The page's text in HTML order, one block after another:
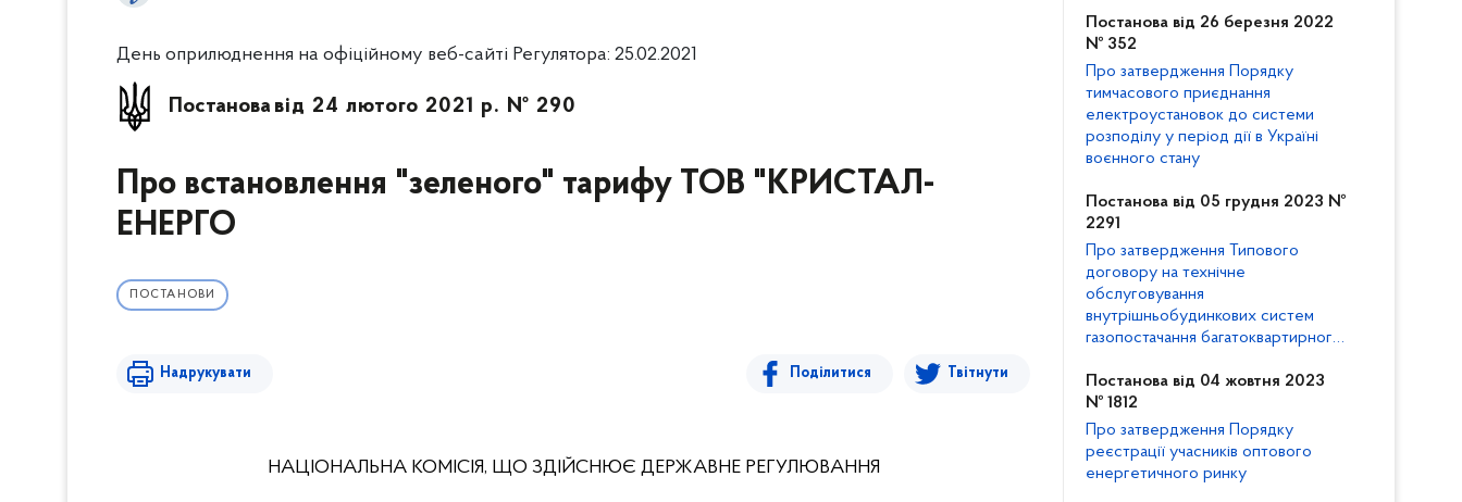
День оприлюднення на офіційному веб-сайті Регулятора: 25.02.2021
Постанова від 24 лютого 2021 р. № 290
Про встановлення "зеленого" тарифу ТОВ "КРИСТАЛ-
ЕНЕРГО
ПОСТАНОВИ
Надрукувати Поділитися Твітнути
НАЦІОНАЛЬНА КОМІСІЯ, ЩО ЗДІЙСНЮЄ ДЕРЖАВНЕ РЕГУЛЮВАННЯ
Постанова від 26 березня 2022
№ 352
Про затвердження Порядку
тимчасового приєднання
електроустановок до системи
розподілу у період дії в Україні
воєнного стану
Постанова від 05 грудня 2023 №
2291
Про затвердження Типового
договору на технічне
обслуговування
внутрішньобудинкових систем
газопостачання багатоквартирного
Кодексу газорозподільних систем
Постанова від 04 жовтня 2023
№ 1812
Про затвердження Порядку
реєстрації учасників оптового
енергетичного ринку